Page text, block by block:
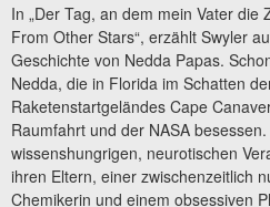
In „Der Tag, an dem mein Vater die
From Other Stars“, erzählt Swyler
Geschichte von Nedda Papas.
Nedda, die in Florida im Schatten
Raketenstartgeländes Cape
Raumfahrt und der NASA
wissenshungrigen, neurotischen
ihren Eltern, einer zwischenzeitlich
Chemikerin und einem obsessiven